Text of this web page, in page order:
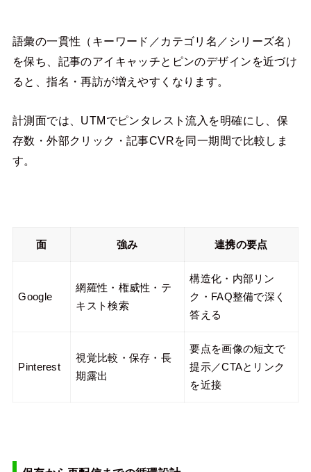
語彙の一貫性（キーワード／カテゴリ名／シリーズ名）
を保ち、記事のアイキャッチとピンのデザインを近づけ
ると、指名・再訪が増えやすくなります。
計測面では、UTMでピンタレスト流入を明確にし、保
存数・外部クリック・記事CVRを同一期間で比較しま
す。
面 強み 連携の要点
Google
網羅性・権威性・テ
キスト検索
構造化・内部リン
ク・FAQ整備で深く
答える
Pinterest
視覚比較・保存・長
期露出
要点を画像の短文で
提示／CTAとリンク
を近接